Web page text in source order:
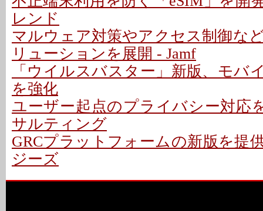
レンド
マルウェア対策やアクセス制御な
リューションを展開 - Jamf
「ウイルスバスター」新版、モバ
を強化
ユーザー起点のプライバシー対応
サルティング
GRCプラットフォームの新版を提
ジーズ